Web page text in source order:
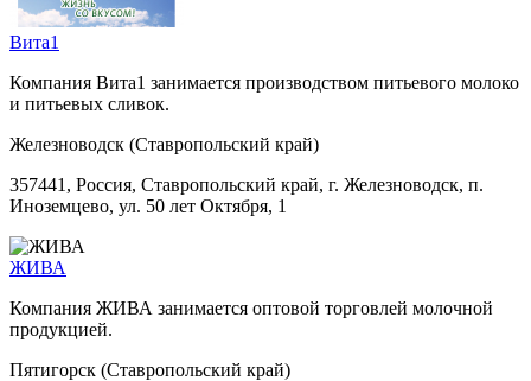
Вита1
Компания Вита1 занимается производством питьевого молоко
и питьевых сливок.
Железноводск (Ставропольский край)
357441, Россия, Ставропольский край, г. Железноводск, п.
Иноземцево, ул. 50 лет Октября, 1
ЖИВА
Компания ЖИВА занимается оптовой торговлей молочной
продукцией.
Пятигорск (Ставропольский край)